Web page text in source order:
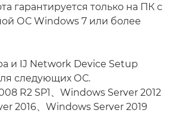
гарантируется только на ПК с
ОС Windows 7 или более
и IJ Network Device Setup
следующих ОС.
R2 SP1、Windows Server 2012
2016、Windows Server 2019